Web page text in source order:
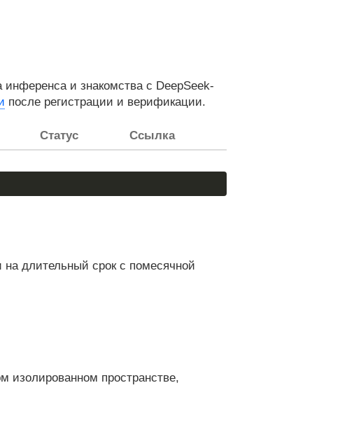
и знакомства с DeepSeek-
после регистрации и верификации.
Статус Ссылка
длительный срок с помесячной
изолированном пространстве,